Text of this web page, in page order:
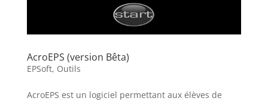
AcroEPS (version Bêta)
EPSoft, Outils
AcroEPS est un logiciel permettant aux élèves de